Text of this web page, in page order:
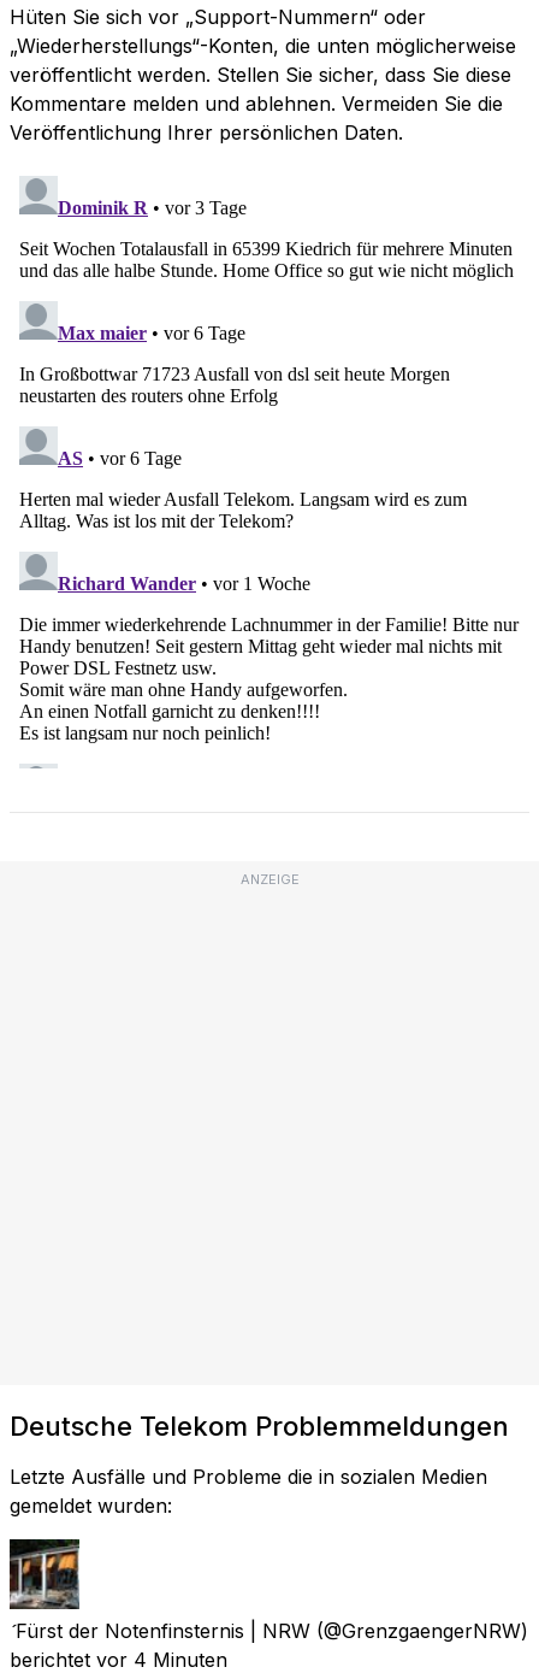
Hüten Sie sich vor „Support-Nummern“ oder
„Wiederherstellungs“-Konten, die unten möglicherweise
veröffentlicht werden. Stellen Sie sicher, dass Sie diese
Kommentare melden und ablehnen. Vermeiden Sie die
Veröffentlichung Ihrer persönlichen Daten.
ANZEIGE
Deutsche Telekom Problemmeldungen
Letzte Ausfälle und Probleme die in sozialen Medien
gemeldet wurden:
Fürst der Notenfinsternis | NRW (@GrenzgaengerNRW)
berichtet vor 4 Minuten